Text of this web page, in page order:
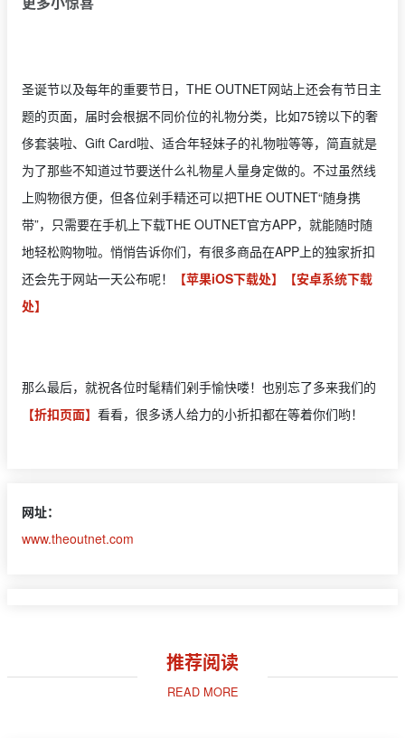
圣诞节以及每年的重要节日，THE OUTNET网站上还会有节日主
题的页面，届时会根据不同价位的礼物分类，比如75镑以下的奢
侈套装啦、Gift Card啦、适合年轻妹子的礼物啦等等，简直就是
为了那些不知道过节要送什么礼物星人量身定做的。不过虽然线
上购物很方便，但各位剁手精还可以把THE OUTNET“随身携
带”，只需要在手机上下载THE OUTNET官方APP，就能随时随
地轻松购物啦。悄悄告诉你们，有很多商品在APP上的独家折扣
还会先于网站一天公布呢！
【苹果iOS下载处】
【安卓系统下载
处】
那么最后，就祝各位时髦精们剁手愉快喽！也别忘了多来我们的
【折扣页面】 看看，很多诱人给力的小折扣都在等着你们哟！
网址：
www.theoutnet.com
推荐阅读
READ MORE